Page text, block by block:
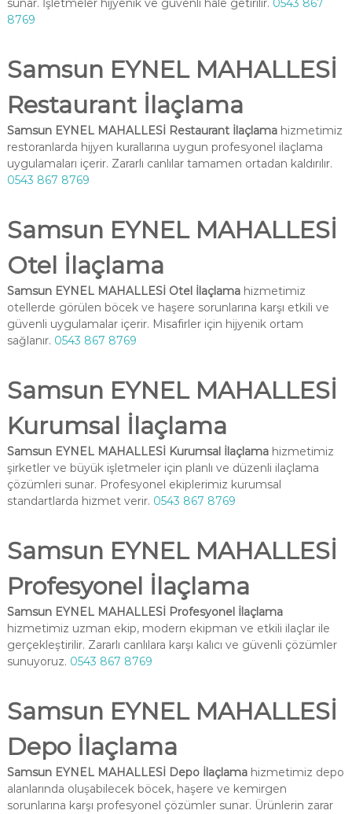
sunar. İşletmeler hijyenik ve güvenli hale getirilir. 0543 867
8769
Samsun EYNEL MAHALLESİ
Restaurant İlaçlama
Samsun EYNEL MAHALLESİ Restaurant İlaçlamahizmetimiz
restoranlarda hijyen kurallarına uygun profesyonel ilaçlama
uygulamaları içerir. Zararlı canlılar tamamen ortadan kaldırılır.
0543 867 8769
Samsun EYNEL MAHALLESİ
Otel İlaçlama
Samsun EYNEL MAHALLESİ Otel İlaçlamahizmetimiz
otellerde görülen böcek ve haşere sorunlarına karşı etkili ve
güvenli uygulamalar içerir. Misafirler için hijyenik ortam
sağlanır. 0543 867 8769
Samsun EYNEL MAHALLESİ
Kurumsal İlaçlama
Samsun EYNEL MAHALLESİ Kurumsal İlaçlamahizmetimiz
şirketler ve büyük işletmeler için planlı ve düzenli ilaçlama
çözümleri sunar. Profesyonel ekiplerimiz kurumsal
standartlarda hizmet verir. 0543 867 8769
Samsun EYNEL MAHALLESİ
Profesyonel İlaçlama
Samsun EYNEL MAHALLESİ Profesyonel İlaçlama
hizmetimiz uzman ekip, modern ekipman ve etkili ilaçlar ile
gerçekleştirilir. Zararlı canlılara karşı kalıcı ve güvenli çözümler
sunuyoruz. 0543 867 8769
Samsun EYNEL MAHALLESİ
Depo İlaçlama
Samsun EYNEL MAHALLESİ Depo İlaçlamahizmetimiz depo
alanlarında oluşabilecek böcek, haşere ve kemirgen
sorunlarına karşı profesyonel çözümler sunar. Ürünlerin zarar